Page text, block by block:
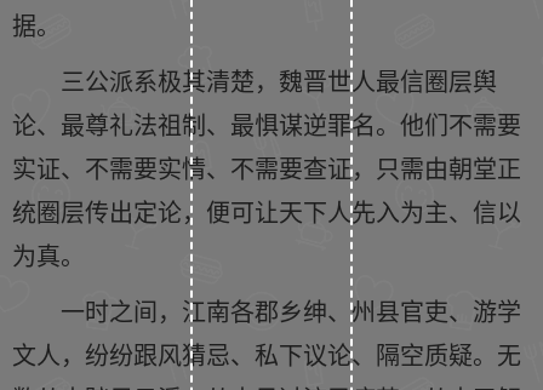
据。
三公派系极其清楚，魏晋世人最信圈层舆
论、最尊礼法祖制、最惧谋逆罪名。他们不需要
实证、不需要实情、不需要查证，只需由朝堂正
统圈层传出定论，便可让天下人先入为主、信以
为真。
一时之间，江南各郡乡绅、州县官吏、游学
文人，纷纷跟风猜忌、私下议论、隔空质疑。无